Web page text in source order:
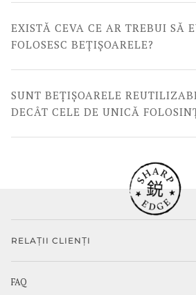
EXISTĂ CEVA CE AR TREBUI SĂ
FOLOSESC BEȚIȘOARELE?
SUNT BEȚIȘOARELE
DECÂT CELE DE UNICĂ
RELAȚII CLIENȚI
FAQ